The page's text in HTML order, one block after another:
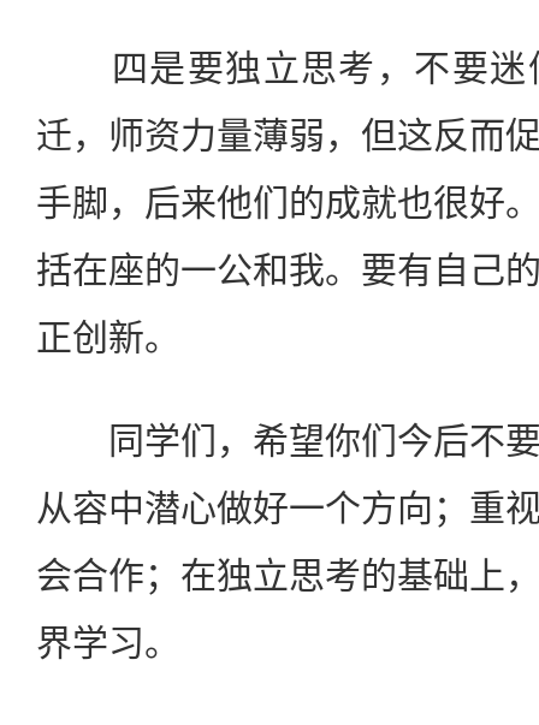
四是要独立思考，不要迷
迁，师资力量薄弱，但这反而
手脚，后来他们的成就也很好
括在座的一公和我。要有自己
正创新。
同学们，希望你们今后不要
从容中潜心做好一个方向；重
会合作；在独立思考的基础上
界学习。